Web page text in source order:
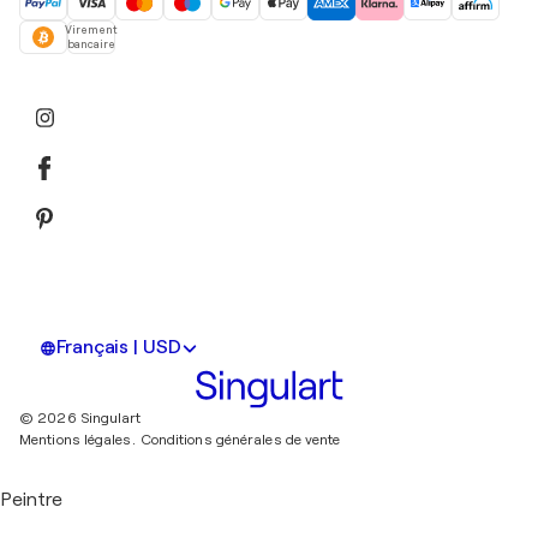
Virement
bancaire
Français | USD
© 2026 Singulart
Mentions légales. Conditions générales de vente
Peintre